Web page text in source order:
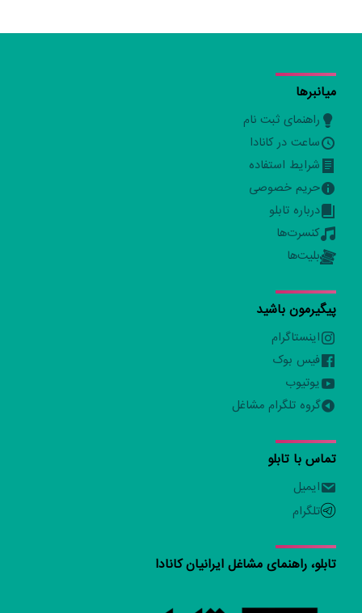
میانبرها
راهنمای ثبت نام
ساعت در کانادا
شرایط استفاده
حریم خصوصی
درباره تابلو
کنسرت‌ها
بلیت‌ها
پیگیرمون باشید
اینستاگرام
فیس بوک
یوتیوب
گروه تلگرام مشاغل
تماس با تابلو
ایمیل
تلگرام
تابلو، راهنمای مشاغل ایرانیان کانادا